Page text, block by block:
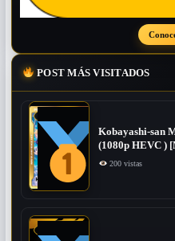
POST MÁS VISITADOS
Kobayashi-san
(1080p HEVC )
200 vistas